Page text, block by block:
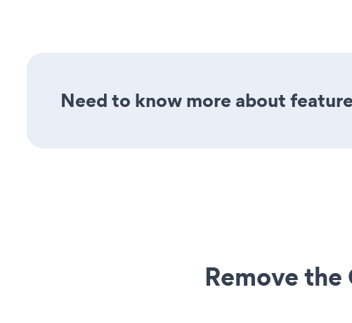
Need to know more about
Remove